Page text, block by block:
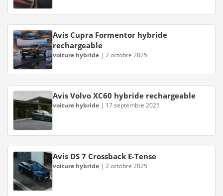
Avis Cupra Formentor hybride
rechargeable
voiture hybride | 2 octobre 2025
Avis Volvo XC60 hybride rechargeable
voiture hybride | 17 septembre 2025
Avis DS 7 Crossback E-Tense
voiture hybride | 2 octobre 2025